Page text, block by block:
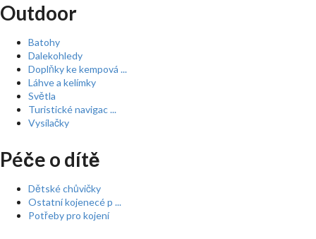
Outdoor
Batohy
Dalekohledy
Doplňky ke kempová ...
Láhve a kelímky
Světla
Turistické navigac ...
Vysílačky
Péče o dítě
Dětské chůvičky
Ostatní kojenecé p ...
Potřeby pro kojení